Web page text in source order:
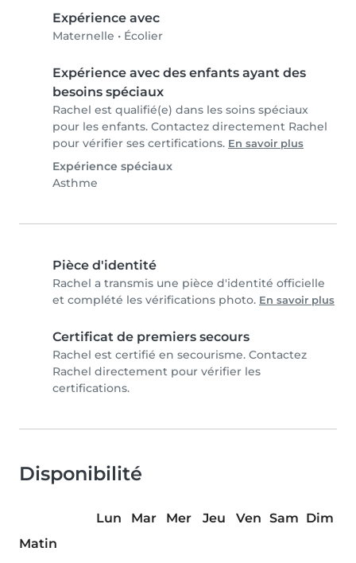
Expérience avec
Maternelle • Écolier
Expérience avec des enfants ayant des
besoins spéciaux
Rachel est qualifié(e) dans les soins spéciaux
pour les enfants. Contactez directement Rachel
pour vérifier ses certifications. En savoir plus
Expérience spéciaux
Asthme
Pièce d'identité
Rachel a transmis une pièce d'identité officielle
et complété les vérifications photo. En savoir plus
Certificat de premiers secours
Rachel est certifié en secourisme. Contactez
Rachel directement pour vérifier les
certifications.
Disponibilité
Lun Mar Mer Jeu Ven Sam Dim
Matin